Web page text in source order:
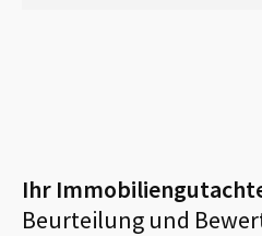
Ihr
Beurteilung und